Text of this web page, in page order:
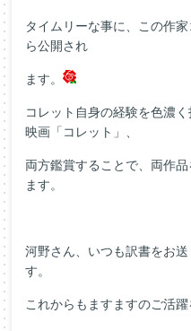
タイムリーな事に、この作
ら公開され
ます。
コレット自身の経験を色濃
映画「コレット」、
両方鑑賞することで、両作
ます。
河野さん、いつも訳書をお
す。
これからもますますのご活躍